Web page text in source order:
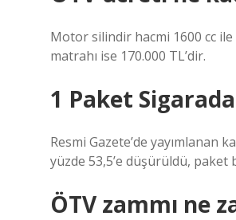
Motor silindir hacmi 1600 cc ile
matrahı ise 170.000 TL’dir.
1 Paket
Resmi Gazete’de yayımlanan
yüzde 53,5’e düşürüldü, paket
ÖTV zammı ne